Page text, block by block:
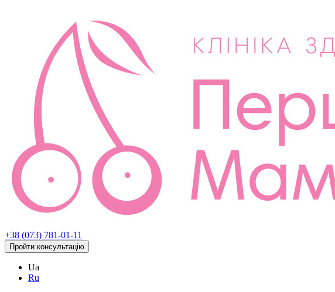
+38 (073) 781-01-11
Пройти консультацію
Ua
Ru